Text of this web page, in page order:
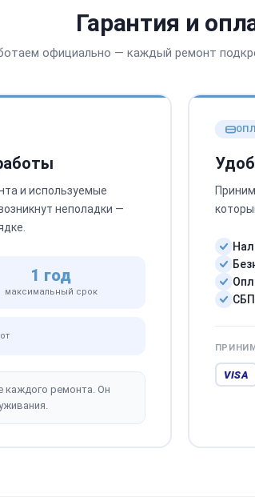
Гарантия и
официально — каждый ремонт
и используемые
неполадки —
1 год
максимальный срок
каждого ремонта. Он
VISA